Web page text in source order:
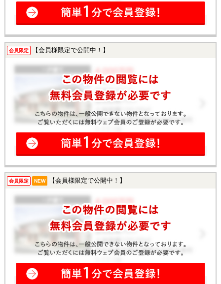
会員限定 【会員様限定で公開中！】
会員限定 NEW 【会員様限定で公開中！】